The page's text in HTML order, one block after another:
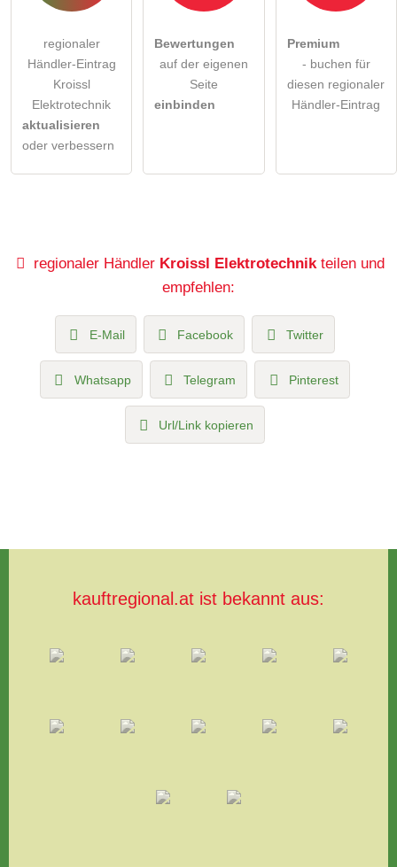
regionaler
Händler-Eintrag
Kroissl
Elektrotechnik
aktualisieren
oder verbessern
Bewertungen
auf der eigenen
Seite
einbinden
Premium
- buchen für
diesen regionaler
Händler-Eintrag
regionaler Händler Kroissl Elektrotechnikteilen und
empfehlen:
E-Mail Facebook Twitter
Whatsapp Telegram Pinterest
Url/Link kopieren
kauftregional.at ist bekannt aus: